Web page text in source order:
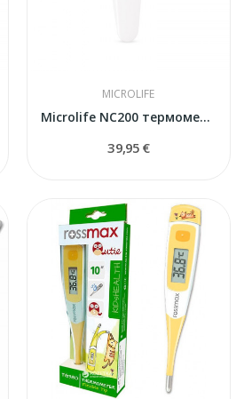
MICROLIFE
Microlife NC200 термометр бесконтактный
39,95 €